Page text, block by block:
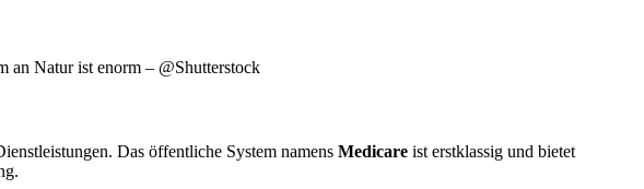
an Natur ist enorm – @Shutterstock
Das öffentliche System namens Medicare ist erstklassig und bietet